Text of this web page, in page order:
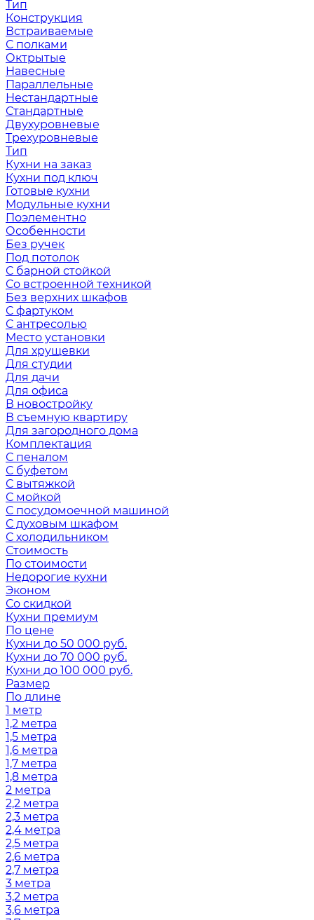
Тип
Конструкция
Встраиваемые
С полками
Октрытые
Навесные
Параллельные
Нестандартные
Стандартные
Двухуровневые
Трехуровневые
Тип
Кухни на заказ
Кухни под ключ
Готовые кухни
Модульные кухни
Поэлементно
Особенности
Без ручек
Под потолок
С барной стойкой
Со встроенной техникой
Без верхних шкафов
С фартуком
С антресолью
Место установки
Для хрущевки
Для студии
Для дачи
Для офиса
В новостройку
В съемную квартиру
Для загородного дома
Комплектация
С пеналом
С буфетом
С вытяжкой
С мойкой
С посудомоечной машиной
С духовым шкафом
С холодильником
Стоимость
По стоимости
Недорогие кухни
Эконом
Со скидкой
Кухни премиум
По цене
Кухни до 50 000 руб.
Кухни до 70 000 руб.
Кухни до 100 000 руб.
Размер
По длине
1 метр
1,2 метра
1,5 метра
1,6 метра
1,7 метра
1,8 метра
2 метра
2,2 метра
2,3 метра
2,4 метра
2,5 метра
2,6 метра
2,7 метра
3 метра
3,2 метра
3,6 метра